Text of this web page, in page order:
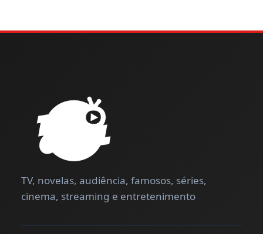
TV, novelas, audiência, famosos, séries,
cinema, streaming e entretenimento